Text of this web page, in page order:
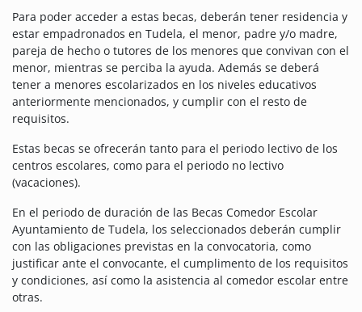
Para poder acceder a estas becas, deberán tener residencia y
estar empadronados en Tudela, el menor, padre y/o madre,
pareja de hecho o tutores de los menores que convivan con el
menor, mientras se perciba la ayuda. Además se deberá
tener a menores escolarizados en los niveles educativos
anteriormente mencionados, y cumplir con el resto de
requisitos.
Estas becas se ofrecerán tanto para el periodo lectivo de los
centros escolares, como para el periodo no lectivo
(vacaciones).
En el periodo de duración de las Becas Comedor Escolar
Ayuntamiento de Tudela, los seleccionados deberán cumplir
con las obligaciones previstas en la convocatoria, como
justificar ante el convocante, el cumplimento de los requisitos
y condiciones, así como la asistencia al comedor escolar entre
otras.